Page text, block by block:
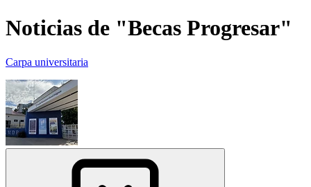
Noticias de "Becas Progresar"
Carpa universitaria